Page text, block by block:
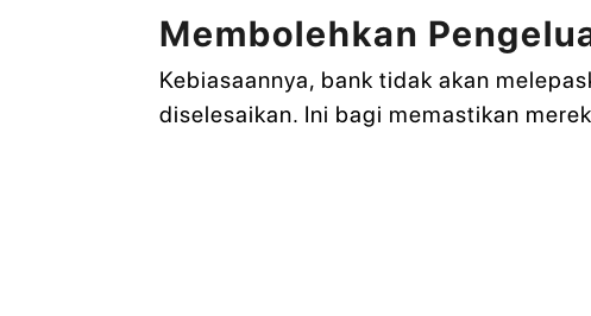
Membolehkan
Kebiasaannya, bank tidak akan
diselesaikan. Ini bagi memastikan